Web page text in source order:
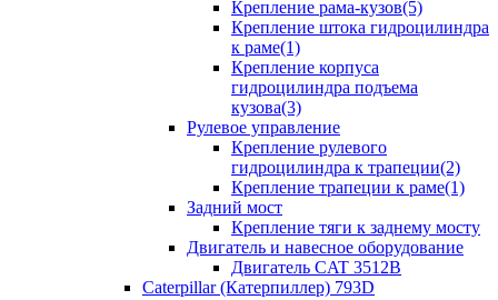
Крепление рама-кузов(5)
Крепление штока гидроцилиндра
к раме(1)
Крепление корпуса
гидроцилиндра подъема
кузова(3)
Рулевое управление
Крепление рулевого
гидроцилиндра к трапеции(2)
Крепление трапеции к раме(1)
Задний мост
Крепление тяги к заднему мосту
Двигатель и навесное оборудование
Двигатель CAT 3512B
Caterpillar (Катерпиллер) 793D